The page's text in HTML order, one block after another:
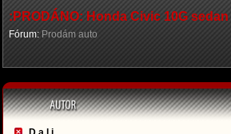
:PRODÁNO: Honda Civic 10G sedan
Fórum: Prodám auto